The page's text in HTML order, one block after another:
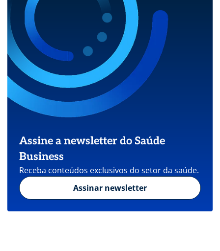
Assine a newsletter do Saúde
Business
Receba conteúdos exclusivos do setor da saúde.
Assinar newsletter